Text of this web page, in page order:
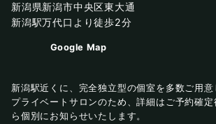
新潟県新潟市中央区東大通
新潟駅万代口より徒歩2分
Google Map
新潟駅近くに、完全独立型の個室を多数ご用意
プライベートサロンのため、詳細はご予約確
ら個別にお知らせいたします。